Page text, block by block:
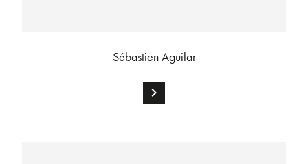
Sébastien Aguilar
chevron_right